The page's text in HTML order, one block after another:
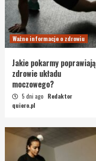
Ważne informacje o zdrowiu
Jakie pokarmy poprawiają
zdrowie układu
moczowego?
5 dni ago Redaktor
quiero.pl